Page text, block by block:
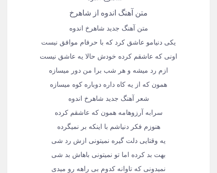
متن آهنگ اندوه از شاهرخ
متن آهنگ جدید شاهرخ اندوه
یکی دنیامو عاشق کرد که با حرفام موافق نیست
اونی که عاشقم کرده خودش حالا یه عاشق نیست
ازم رد میشه و هر شب برا من دور میسازه
همون که از یه کاه داره دوباره کوه میسازه
شعر آهنگ جدید شاهرخ اندوه
سرابه آرزوهامه همون که عاشقم کرده
هنوزم فکر دنیاشم با اینکه بر نمیگرده
یه وقتایی دلت گیره نمیتونی ازش رد شی
بهت بد کرده اما تو نمیتونی باهاش بد شی
نمیدونی که تاوانه کدوم بی راهه رو میدی